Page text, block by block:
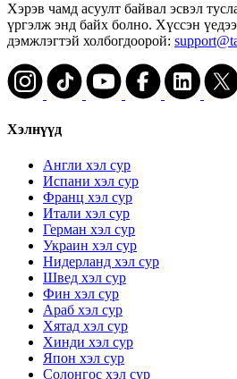
Хэрэв чамд асуулт байвал эсвэл
үргэлж энд байх болно. Хүссэн
дэмжлэгтэй холбогдоорой:
Хэлнүүд
Англи хэл сур
Испани хэл сур
Франц хэл сур
Итали хэл сур
Герман хэл сур
Украин хэл сур
Нидерланд хэл сур
Швед хэл сур
Фин хэл сур
Араб хэл сур
Хятад хэл сур
Хинди хэл сур
Япон хэл сур
Солонгос хэл сур